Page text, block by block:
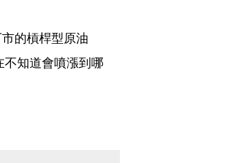
的槓桿型原油
不知道會噴漲到哪